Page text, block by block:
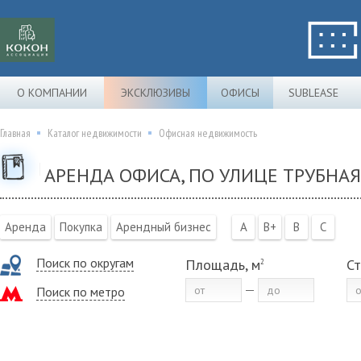
О КОМПАНИИ ЭКСКЛЮЗИВЫ ОФИСЫ SUBLEASE
Главная Каталог недвижимости Офисная недвижимость
АРЕНДА ОФИСА, ПО УЛИЦЕ
Аренда Покупка Арендный бизнес A B+ B C
Поиск по округам
Поиск по метро
Площадь, м2